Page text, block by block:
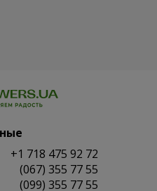
+1 718 475 92 72
(067) 355 77 55
(099) 355 77 55